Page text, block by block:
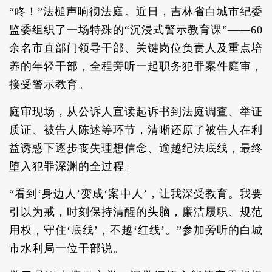
“咚！”法槌声响彻法庭。近日，吉林省白城市纪委
监委组织了一场特殊的“沉浸式警示教育课”——60
余名市直部门领导干部、关键岗位负责人及重点培
养的年轻干部，全程旁听一起职务犯罪案件庭审，
接受警示教育。
庭审现场，从公诉人宣读起诉书到法庭调查、举证
质证、被告人陈述等环节，清晰还原了被告人在利
益诱惑下逐步丧失理想信念、逾越纪法底线，最终
堕入犯罪深渊的全过程。
“看到‘身边人’变成‘案中人’，让我深受教育。我要
引以为戒，时刻保持清醒的头脑，廉洁履职、规范
用权，守住‘底线’，不越‘红线’。”参加旁听的白城
市水利局一位干部说。